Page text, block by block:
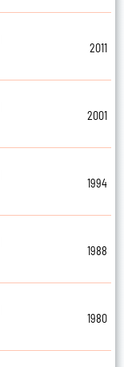
2011
2001
1994
1988
1980